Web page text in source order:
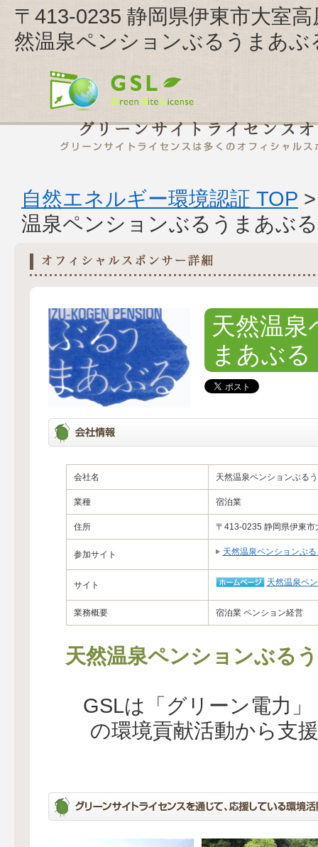
〒413-0235 静岡県伊東市大室
然温泉ペンションぶるうまあぶ
自然エネルギー環境認証 TOP
温泉ペンションぶるうまあぶ
天然温泉
まあぶる
会社名 天然温泉ペンションぶる
業種 宿泊業
住所 〒413-0235 静岡県伊東
参加サイト 天然温泉ペンションぶ
サイト 天然温泉ペ
業務概要 宿泊業 ペンション経営
天然温泉ペンションぶる
GSLは「グリーン電力
の環境貢献活動から支